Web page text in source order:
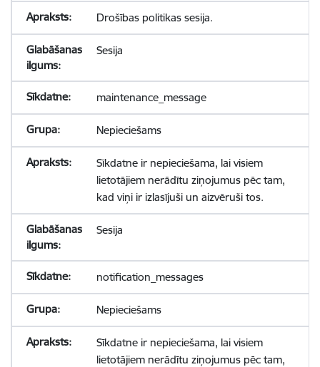
Drošības politikas sesija.
Sesija
maintenance_message
Nepieciešams
Sīkdatne ir nepieciešama, lai visiem
lietotājiem nerādītu ziņojumus pēc tam,
kad viņi ir izlasījuši un aizvēruši tos.
Sesija
notification_messages
Nepieciešams
Sīkdatne ir nepieciešama, lai visiem
lietotājiem nerādītu ziņojumus pēc tam,